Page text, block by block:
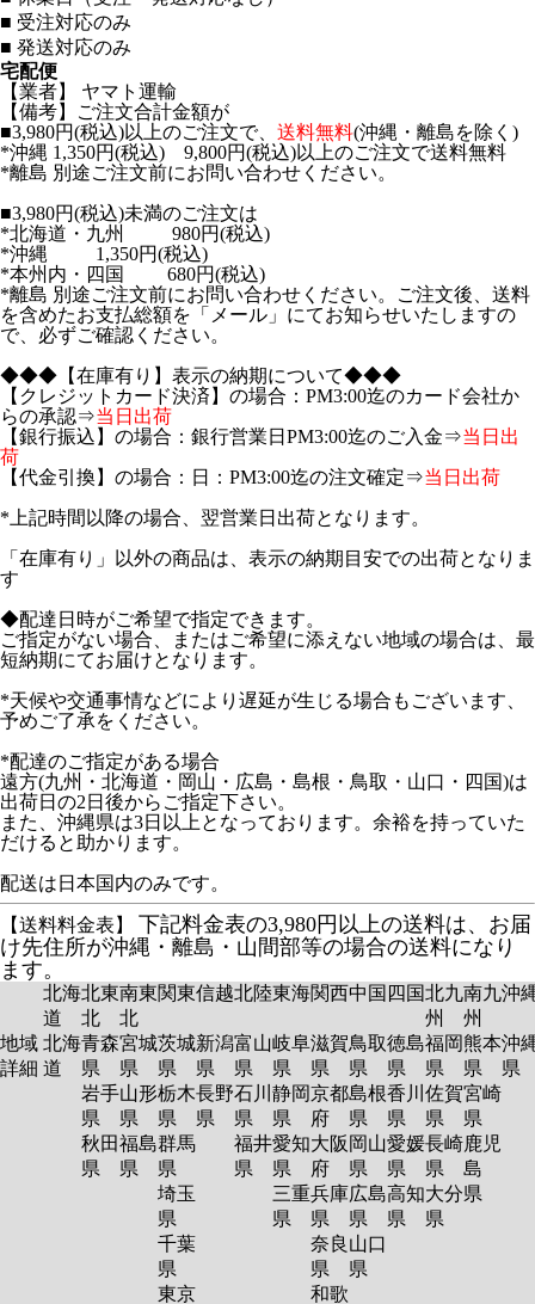
■ 受注対応のみ
■ 発送対応のみ
宅配便
【業者】 ヤマト運輸
【備考】ご注文合計金額が
■3,980円(税込)以上のご注文で、 送料無料(沖縄・離島を除く)
*沖縄 1,350円(税込) 9,800円(税込)以上のご注文で送料無料
*離島 別途ご注文前にお問い合わせください。
■3,980円(税込)未満のご注文は
*北海道・九州 980円(税込)
*沖縄 1,350円(税込)
*本州内・四国 680円(税込)
*離島 別途ご注文前にお問い合わせください。ご注文後、送料
を含めたお支払総額を「メール」にてお知らせいたしますの
で、必ずご確認ください。
◆◆◆【在庫有り】表示の納期について◆◆◆
【クレジットカード決済】の場合：PM3:00迄のカード会社か
らの承認⇒当日出荷
【銀行振込】の場合：銀行営業日PM3:00迄のご入金⇒当日出
荷
【代金引換】の場合：日：PM3:00迄の注文確定⇒当日出荷
*上記時間以降の場合、翌営業日出荷となります。
「在庫有り」以外の商品は、表示の納期目安での出荷となりま
す
◆配達日時がご希望で指定できます。
ご指定がない場合、またはご希望に添えない地域の場合は、最
短納期にてお届けとなります。
*天候や交通事情などにより遅延が生じる場合もございます、
予めご了承をください。
*配達のご指定がある場合
遠方(九州・北海道・岡山・広島・島根・鳥取・山口・四国)は
出荷日の2日後からご指定下さい。
また、沖縄県は3日以上となっております。余裕を持っていた
だけると助かります。
配送は日本国内のみです。
【送料料金表】
下記料金表の3,980円以上の送料は、お届
け先住所が沖縄・離島・山間部等の場合の送料になり
ます。
北海
道
北東
北
南東
北
関東信越北陸東海関西中国 四国北九
州
南九
州
沖
地域
詳細
北海
道
青森
県
岩手
県
秋田
県
宮城
県
山形
県
福島
県
茨城
県
栃木
県
群馬
県
埼玉
県
千葉
県
東京
新潟
県
長野
県
富山
県
石川
県
福井
県
岐阜
県
静岡
県
愛知
県
三重
県
滋賀
県
京都
府
大阪
府
兵庫
県
奈良
県
和歌
鳥取
県
島根
県
岡山
県
広島
県
山口
県
徳島
県
香川
県
愛媛
県
高知
県
福岡
県
佐賀
県
長崎
県
大分
県
熊本
県
宮崎
県
鹿児
島
県
沖